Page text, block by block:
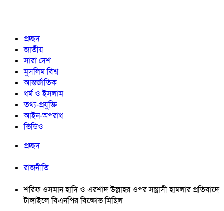
প্রচ্ছদ
জাতীয়
সারা দেশ
মুসলিম বিশ্ব
আন্তর্জাতিক
ধর্ম ও ইসলাম
তথ্য-প্রযুক্তি
আইন-অপরাধ
ভিডিও
প্রচ্ছদ
রাজনীতি
শরিফ ওসমান হাদি ও এরশাদ উল্লাহর ওপর সন্ত্রাসী হামলার প্রতিবাদে
টাঙ্গাইলে বিএনপির বিক্ষোভ মিছিল